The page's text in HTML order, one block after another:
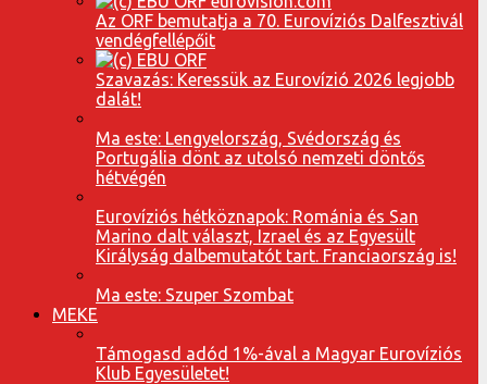
Az ORF bemutatja a 70. Eurovíziós Dalfesztivál
vendégfellépőit
Szavazás: Keressük az Eurovízió 2026 legjobb
dalát!
Ma este: Lengyelország, Svédország és
Portugália dönt az utolsó nemzeti döntős
hétvégén
Eurovíziós hétköznapok: Románia és San
Marino dalt választ, Izrael és az Egyesült
Királyság dalbemutatót tart. Franciaország is!
Ma este: Szuper Szombat
MEKE
Támogasd adód 1%-ával a Magyar Eurovíziós
Klub Egyesületet!